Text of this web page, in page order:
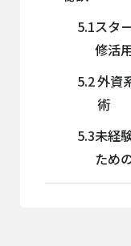
5.1スタ
修活
5.2外資
術
5.3未経
ため